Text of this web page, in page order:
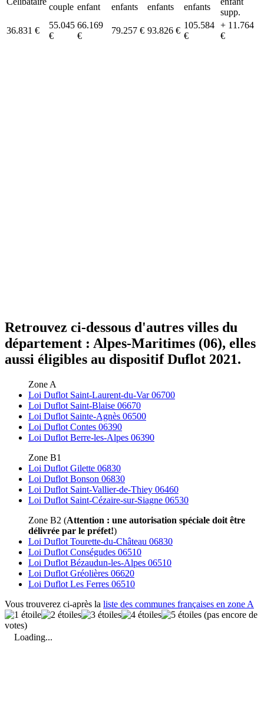
couple enfant
enfants
enfants
enfants
supp.
36.831 €
55.045
€
66.169
€
79.257 € 93.826 €
105.584
€
+ 11.764
€
Retrouvez ci-dessous d'autres villes du
département : Alpes-Maritimes (06), elles
aussi éligibles au dispositif Duflot 2021.
Zone A
Loi Duflot Saint-Laurent-du-Var 06700
Loi Duflot Saint-Blaise 06670
Loi Duflot Sainte-Agnès 06500
Loi Duflot Contes 06390
Loi Duflot Berre-les-Alpes 06390
Zone B1
Loi Duflot Gilette 06830
Loi Duflot Bonson 06830
Loi Duflot Saint-Vallier-de-Thiey 06460
Loi Duflot Saint-Cézaire-sur-Siagne 06530
Zone B2 (Attention : une autorisation spéciale doit être
délivrée par le préfet!)
Loi Duflot Tourette-du-Château 06830
Loi Duflot Conségudes 06510
Loi Duflot Bézaudun-les-Alpes 06510
Loi Duflot Gréolières 06620
Loi Duflot Les Ferres 06510
Vous trouverez ci-après la liste des communes françaises en zone A
(pas encore de
votes)
Loading...